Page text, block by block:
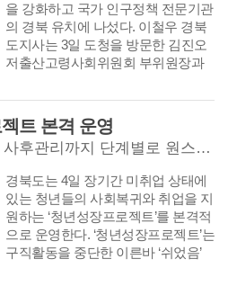
을 강화하고 국가 인구정책 전문기관
의 경북 유치에 나섰다. 이철우 경북
도지사는 3일 도청을 방문한 김진오
저출산고령사회위원회 부위원장과
과를 설명하고 협력 방안을 논의했
다. 이 지사는 생애주기별 종합 지원
정책을 소개하며 국가 인구정책의 전
문성과 지속성을 높이기 위해 가칭
건의했다.
트 본격 운영
맞춤형 교육, 취업 연계, 사후관리까지 단계별로 원스톱 지원
경북도는 4일 장기간 미취업 상태에
있는 청년들의 사회복귀와 취업을 지
원하는 ‘청년성장프로젝트’를 본격적
으로 운영한다. ‘청년성장프로젝트’는
구직활동을 중단한 이른바 ‘쉬었음’